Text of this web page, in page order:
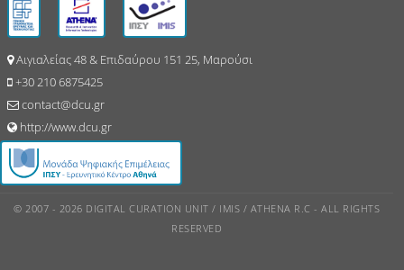
Αιγιαλείας 48 & Επιδαύρου 151 25, Μαρούσι
+30 210 6875425
contact@dcu.gr
http://www.dcu.gr
© 2007 - 2026 DIGITAL CURATION UNIT / IMIS / ATHENA R.C - ALL RIGHTS
RESERVED